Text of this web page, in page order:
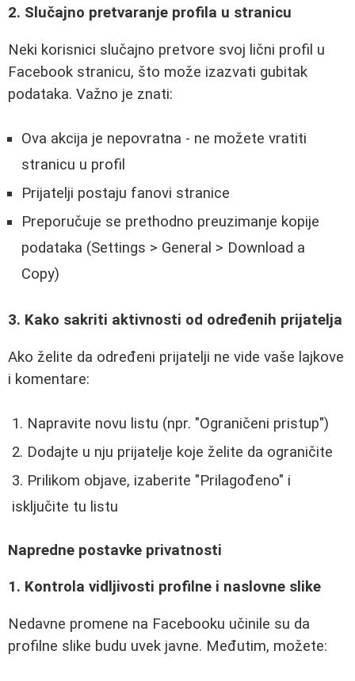
2. Slučajno pretvaranje profila u stranicu
Neki korisnici slučajno pretvore svoj lični profil u
Facebook stranicu, što može izazvati gubitak
podataka. Važno je znati:
Ova akcija je nepovratna - ne možete vratiti
stranicu u profil
Prijatelji postaju fanovi stranice
Preporučuje se prethodno preuzimanje kopije
podataka (Settings > General > Download a
Copy)
3. Kako sakriti aktivnosti od određenih prijatelja
Ako želite da određeni prijatelji ne vide vaše lajkove
i komentare:
Napravite novu listu (npr. "Ograničeni pristup")
Dodajte u nju prijatelje koje želite da ograničite
Prilikom objave, izaberite "Prilagođeno" i
isključite tu listu
Napredne postavke privatnosti
1. Kontrola vidljivosti profilne i naslovne slike
Nedavne promene na Facebooku učinile su da
profilne slike budu uvek javne. Međutim, možete: